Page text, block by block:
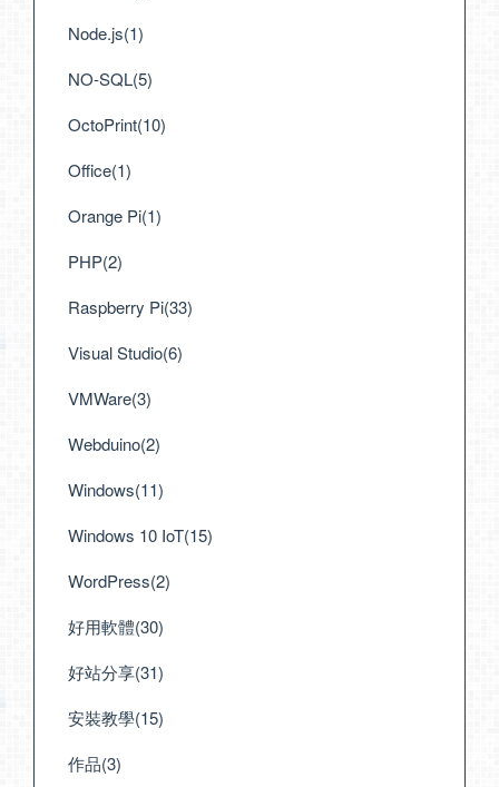
Node.js(1)
NO-SQL(5)
OctoPrint(10)
Office(1)
Orange Pi(1)
PHP(2)
Raspberry Pi(33)
Visual Studio(6)
VMWare(3)
Webduino(2)
Windows(11)
Windows 10 IoT(15)
WordPress(2)
好用軟體(30)
好站分享(31)
安裝教學(15)
作品(3)